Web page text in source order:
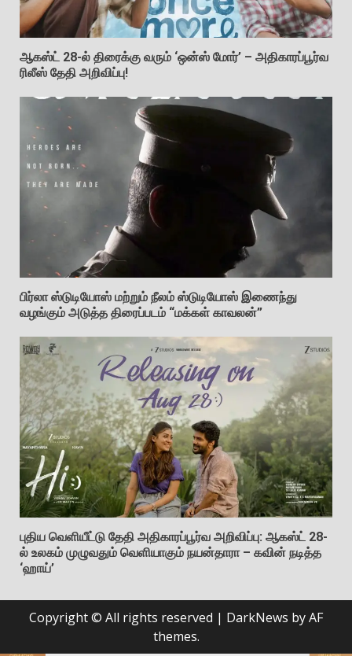
ஆகஸ்ட் 28-ல் திரைக்கு வரும் ‘ஒன்ஸ் மோர்’ – அதிகாரப்பூர்வ
ரிலீஸ் தேதி அறிவிப்பு!
பிர்லா ஸ்டுடியோஸ் மற்றும் நீலம் ஸ்டுடியோஸ் இணைந்து
வழங்கும் அடுத்த திரைப்படம் “மக்கள் காவலன்”
புதிய வெளியீட்டு தேதி அதிகாரப்பூர்வ அறிவிப்பு: ஆகஸ்ட் 28-
ல் உலகம் முழுவதும் வெளியாகும் நயன்தாரா – கவின் நடித்த
‘ஹாய்’
Copyright © All rights reserved | DarkNews by AF
themes.